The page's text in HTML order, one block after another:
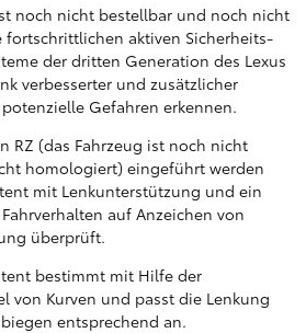
noch nicht bestellbar und noch nicht
aktiven Sicherheits-
der dritten Generation des Lexus
verbesserter und zusätzlicher
Gefahren erkennen.
RZ (das Fahrzeug ist noch nicht
homologiert) eingeführt werden
mit Lenkunterstützung und ein
auf Anzeichen von
überprüft.
bestimmt mit Hilfe der
von Kurven und passt die Lenkung
entsprechend an.